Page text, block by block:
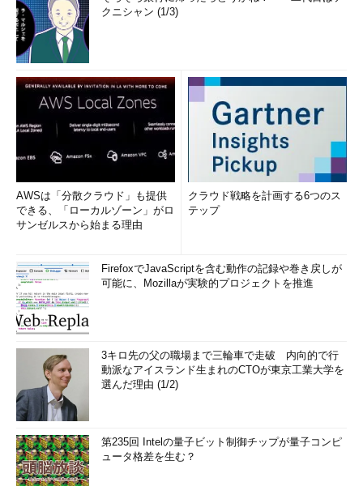
クニシャン (1/3)
AWSは「分散クラウド」も提供
できる、「ローカルゾーン」がロ
サンゼルスから始まる理由
クラウド戦略を計画する6つのス
テップ
FirefoxでJavaScriptを含む動作の記録や巻き戻しが
可能に、Mozillaが実験的プロジェクトを推進
3キロ先の父の職場まで三輪車で走破 内向的で行
動派なアイスランド生まれのCTOが東京工業大学を
選んだ理由 (1/2)
第235回 Intelの量子ビット制御チップが量子コンピ
ュータ格差を生む？